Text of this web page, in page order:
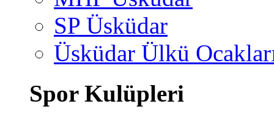
SP Üsküdar
Üsküdar Ülkü
Spor Kulüpleri